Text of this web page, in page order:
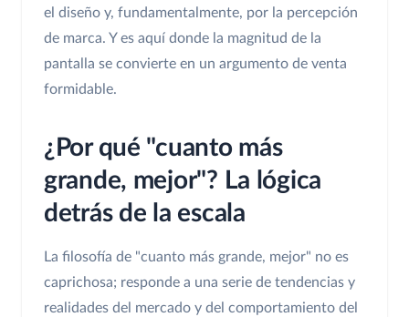
el diseño y, fundamentalmente, por la percepción
de marca. Y es aquí donde la magnitud de la
pantalla se convierte en un argumento de venta
formidable.
¿Por qué "cuanto más
grande, mejor"? La lógica
detrás de la escala
La filosofía de "cuanto más grande, mejor" no es
caprichosa; responde a una serie de tendencias y
realidades del mercado y del comportamiento del